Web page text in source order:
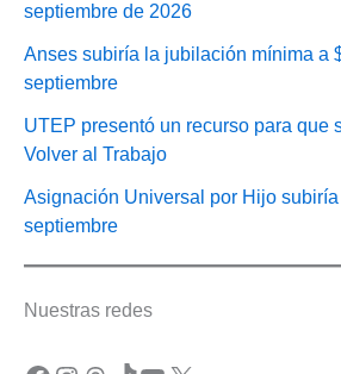
septiembre de 2026
Anses subiría la jubilación mínima a
septiembre
UTEP presentó un recurso para que
Volver al Trabajo
Asignación Universal por Hijo
septiembre
Nuestras redes